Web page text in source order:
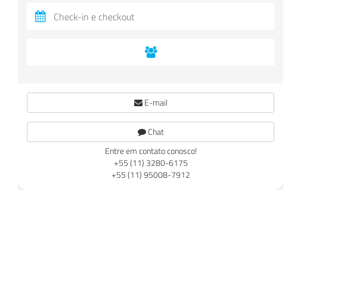
E-mail
Chat
Entre em contato conosco!
+55 (11) 3280-6175
+55 (11) 95008-7912